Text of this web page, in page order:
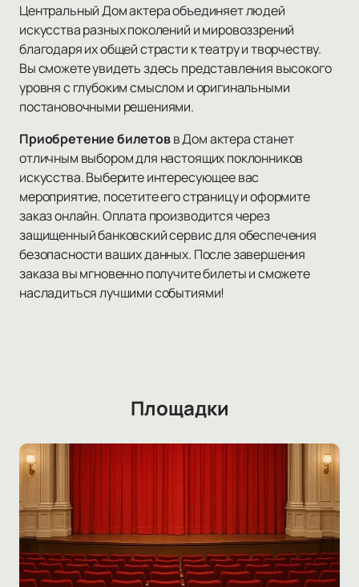
Центральный Дом актера объединяет людей
искусства разных поколений и мировоззрений
благодаря их общей страсти к театру и творчеству.
Вы сможете увидеть здесь представления высокого
уровня с глубоким смыслом и оригинальными
постановочными решениями.
Приобретение билетовв Дом актера станет
отличным выбором для настоящих поклонников
искусства. Выберите интересующее вас
мероприятие, посетите его страницу и оформите
заказ онлайн. Оплата производится через
защищенный банковский сервис для обеспечения
безопасности ваших данных. После завершения
заказа вы мгновенно получите билеты и сможете
насладиться лучшими событиями!
Площадки